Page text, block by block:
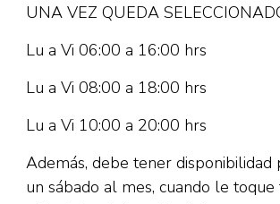
UNA VEZ QUEDA
Lu a Vi 06:00 a 16:00 hrs
Lu a Vi 08:00 a 18:00 hrs
Lu a Vi 10:00 a 20:00 hrs
Además, debe tener disponibilidad
un sábado al mes, cuando le